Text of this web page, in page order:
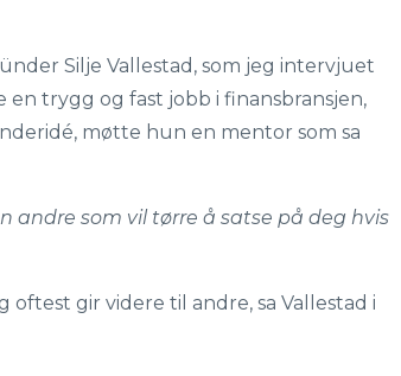
Silje Vallestad, som jeg intervjuet
trygg og fast jobb i finansbransjen,
møtte hun en mentor som sa
andre som vil tørre å satse på deg hvis
gir videre til andre, sa Vallestad i